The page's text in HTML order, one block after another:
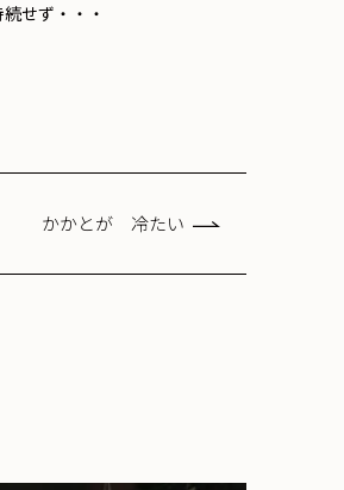
せず・・・
かかとが 冷たい